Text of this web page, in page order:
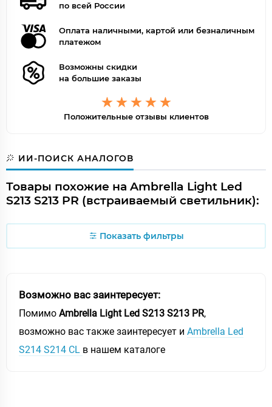
по всей России
Оплата наличными, картой или безналичным
платежом
Возможны скидки
на большие заказы
Положительные отзывы клиентов
ИИ-ПОИСК АНАЛОГОВ
Товары похожие на Ambrella Light Led
S213 S213 PR (встраиваемый светильник):
Показать фильтры
Возможно вас заинтересует:
Помимо Ambrella Light Led S213 S213 PR,
возможно вас также заинтересует и Ambrella Led
S214 S214 CL в нашем каталоге